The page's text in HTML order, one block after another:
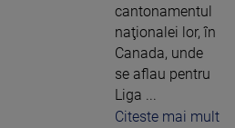
cantonamentul
naţionalei lor, în
Canada, unde
se aflau pentru
Liga ...
Citeste mai mult